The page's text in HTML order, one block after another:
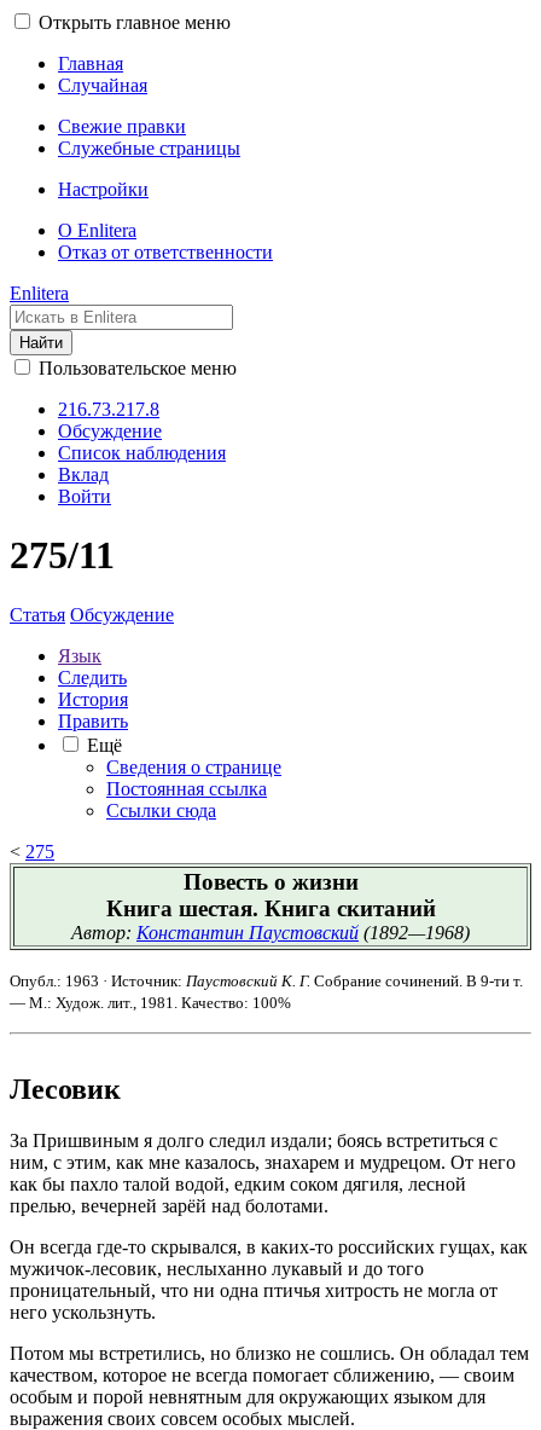
Открыть главное меню
Главная
Случайная
Свежие правки
Служебные страницы
Настройки
О Enlitera
Отказ от ответственности
Enlitera
Найти
Пользовательское меню
216.73.217.8
Обсуждение
Список наблюдения
Вклад
Войти
275/11
Статья Обсуждение
Язык
Следить
История
Править
Ещё
Сведения о странице
Постоянная ссылка
Ссылки сюда
< 275
Повесть о жизни
Книга шестая. Книга скитаний
Автор: Константин Паустовский (1892—1968)
Опубл.: 1963 · Источник: Паустовский К. Г. Собрание сочинений. В 9-ти т.
— М.: Худож. лит., 1981. Качество: 100%
Лесовик
За Пришвиным я долго следил издали; боясь встретиться с
ним, с этим, как мне казалось, знахарем и мудрецом. От него
как бы пахло талой водой, едким соком дягиля, лесной
прелью, вечерней зарёй над болотами.
Он всегда где-то скрывался, в каких-то российских гущах, как
мужичок-лесовик, неслыханно лукавый и до того
проницательный, что ни одна птичья хитрость не могла от
него ускользнуть.
Потом мы встретились, но близко не сошлись. Он обладал тем
качеством, которое не всегда помогает сближению, — своим
особым и порой невнятным для окружающих языком для
выражения своих совсем особых мыслей.